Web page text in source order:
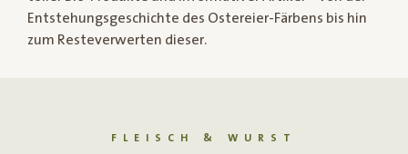
Entstehungsgeschichte des Ostereier-Färbens bis hin
zum Resteverwerten dieser.
FLEISCH & WURST